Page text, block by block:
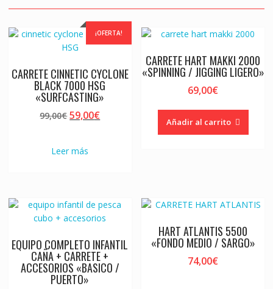
¡OFERTA!
CARRETE CINNETIC CYCLONE
BLACK 7000 HSG
«SURFCASTING»
99,00€El
era:
59,00€El
Leer más
CARRETE HART MAKKI 2000
«SPINNING / JIGGING LIGERO»
69,00€
Añadir al carrito
EQUIPO COMPLETO INFANTIL
CAÑA + CARRETE +
ACCESORIOS «BASICO /
PUERTO»
HART ATLANTIS 5500
«FONDO MEDIO / SARGO»
74,00€